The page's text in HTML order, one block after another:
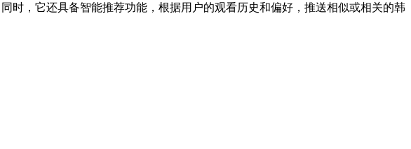
时，它还具备智能推荐功能，根据用户的观看历史和偏好，推送相似或相关的韩